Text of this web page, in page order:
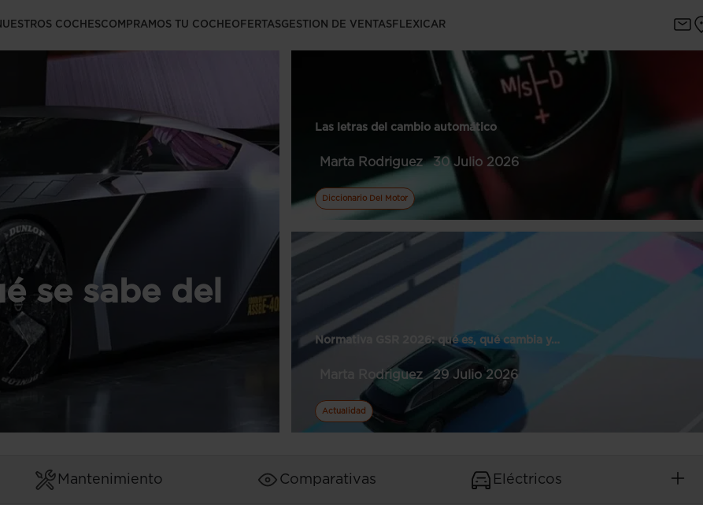
COCHESCOMPRAMOS TU COCHEOFERTASGESTION DE VENTASFLEXICAR
se sabe del
Diccionario Del Motor
Las letras del cambio automático
Marta Rodriguez 30 Julio 2026
Actualidad
Normativa GSR 2026: qué es, qué cambia y…
Marta Rodriguez 29 Julio 2026
Mantenimiento Comparativas Eléctricos